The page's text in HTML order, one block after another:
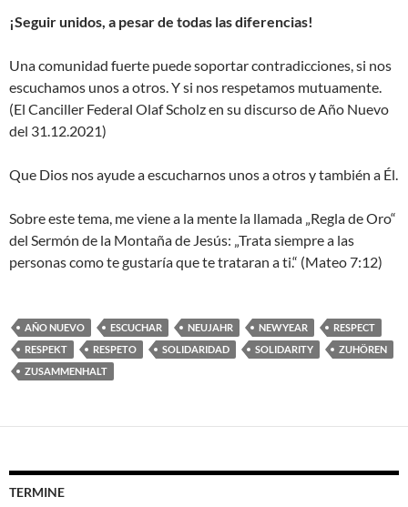
¡Seguir unidos, a pesar de todas las diferencias!
Una comunidad fuerte puede soportar contradicciones, si nos
escuchamos unos a otros. Y si nos respetamos mutuamente.
(El Canciller Federal Olaf Scholz en su discurso de Año Nuevo
del 31.12.2021)
Que Dios nos ayude a escucharnos unos a otros y también a Él.
Sobre este tema, me viene a la mente la llamada „Regla de Oro“
del Sermón de la Montaña de Jesús: „Trata siempre a las
personas como te gustaría que te trataran a ti.“ (Mateo 7:12)
AÑO NUEVO ESCUCHAR NEUJAHR NEWYEAR
RESPECT
RESPEKT
RESPETO SOLIDARIDAD SOLIDARITY
ZUHÖREN
ZUSAMMENHALT
TERMINE